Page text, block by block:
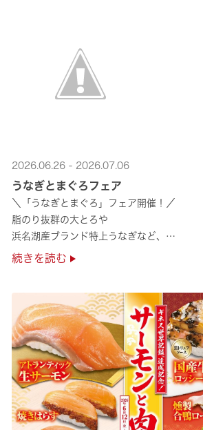
2026.06.26 - 2026.07.06
うなぎとまぐろフェア
＼「うなぎとまぐろ」フェア開催！／
脂のり抜群の大とろや
浜名湖産ブランド特上うなぎなど、
夏のスタミナ補給にぴったりのメニューが勢
続きを読む